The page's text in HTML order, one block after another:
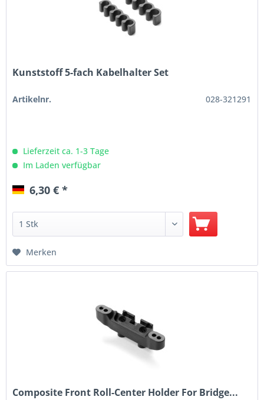
Kunststoff 5-fach Kabelhalter Set
Artikelnr. 028-321291
Lieferzeit ca. 1-3 Tage
Im Laden verfügbar
6,30 € *
Merken
Composite Front Roll-Center Holder For Bridge...